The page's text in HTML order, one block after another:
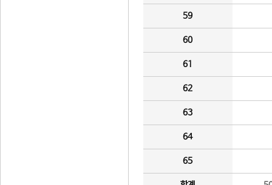
59
60
61
62
63
64
65